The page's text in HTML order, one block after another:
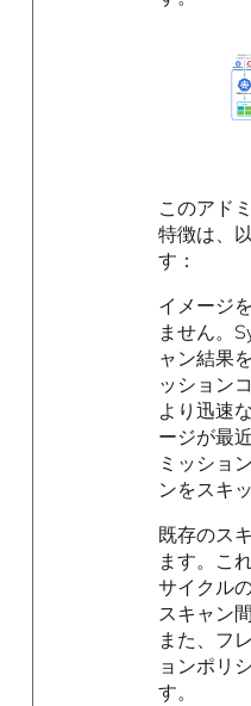
このアド
特徴は、
す：
イメージ
ません。
ャン結果
ッション
より迅速
ージが最
ミッショ
ンをスキ
既存のス
ます。こ
サイクル
スキャン
また、フ
ョンポリ
す。